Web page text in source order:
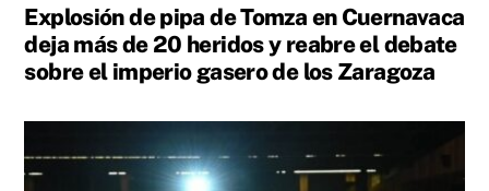
Explosión de pipa de Tomza en Cuernavaca
deja más de 20 heridos y reabre el debate
sobre el imperio gasero de los Zaragoza